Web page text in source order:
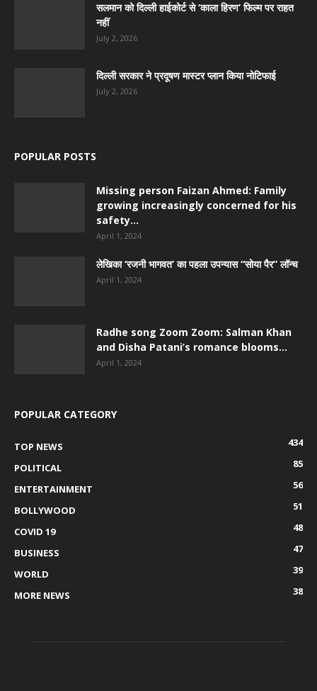
सलमान को दिल्ली हाईकोर्ट से ‘काला हिरण’ फिल्म पर राहत
नहीं
July 2, 2026
दिल्ली सरकार ने प्रदूषण मास्टर प्लान किया नोटिफाई
July 2, 2026
POPULAR POSTS
Missing person Faizan Ahmed: Family
growing increasingly concerned for his
safety...
April 1, 2024
लेखिका ‘रजनी भागवत’ का पहला उपन्यास “सोया पैर” लॉन्च
April 1, 2024
Radhe song Zoom Zoom: Salman Khan
and Disha Patani’s romance blooms...
April 1, 2024
POPULAR CATEGORY
TOP NEWS
434
POLITICAL
85
ENTERTAINMENT
56
BOLLYWOOD
51
COVID 19
48
BUSINESS
47
WORLD
39
MORE NEWS
38